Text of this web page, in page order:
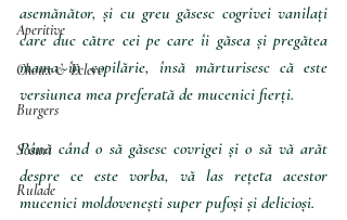
Aperitive
Choux & Eclere
Burgers
Sosuri
Rulade
asemănător, și cu greu găsesc cogrivei vanilați
care duc către cei pe care îi găsea și pregătea
mama în copilărie, însă mărturisesc că este
versiunea mea preferată de mucenici fierți.
Până când o să găsesc covrigei și o să vă arăt
despre ce este vorba, vă las rețeta acestor
mucenici moldovenești super pufoși și delicioși.